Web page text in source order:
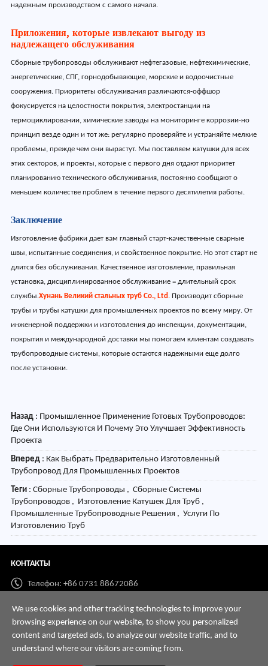
надежным производством с самого начала.
Приложения, которые извлекают выгоду из
надлежащего обслуживания
Сборные трубопроводы обслуживают нефтегазовые, нефтехимические,
энергетические, СПГ, горнодобывающие, морские и водоочистные
сооружения. Приоритеты обслуживания различаются-оффшор
фокусируется на целостности покрытия, электростанции на
термоциклировании, химические заводы на мониторинге коррозии-но
принцип везде один и тот же: регулярно проверяйте и устраняйте мелкие
проблемы, прежде чем они вырастут. Мы поставляем катушки для всех
этих секторов, и проекты, которые с первого дня отдают приоритет
планированию технического обслуживания, постоянно сообщают о
меньшем количестве проблем в течение первого десятилетия работы.
Заключение
Изготовление фабрики дает вам главный старт-качественные сварные
швы, испытанные соединения, и свойственное покрытие. Но этот старт не
длится без обслуживания. Качественное изготовление, правильная
установка, дисциплинированное обслуживание = длительный срок
службы.Хунань Великий стальных труб Co., Ltd . Производит сборные
трубы и трубы катушки для промышленных проектов по всему миру. От
инженерной поддержки и изготовления до инспекции, документации,
покрытия и международной доставки мы помогаем клиентам создавать
трубопроводные системы, которые остаются надежными еще долго
после установки.
Назад: Промышленное Применение Готовых Трубопроводов:
Где Они Используются И Почему Это Улучшает Эффективность
Проекта
Вперед: Как Выбрать Предварительно Изготовленный
Трубопровод Для Промышленных Проектов
Теги: Сборные Трубопроводы , Сборные Системы
Трубопроводов , Изготовление Катушек Для Труб ,
Промышленные Трубопроводные Решения , Услуги По
Изготовлению Труб
КОНТАКТЫ
Телефон: +86 0731 88672086
Whatsapp: +86 198 7313 7997
Email: info@hnssd.com
We use cookies and other tracking technologies to improve your
browsing experience on our website, to show you personalized
content and targeted ads, to analyze our website traffic, and to
understand where our visitors are coming from.